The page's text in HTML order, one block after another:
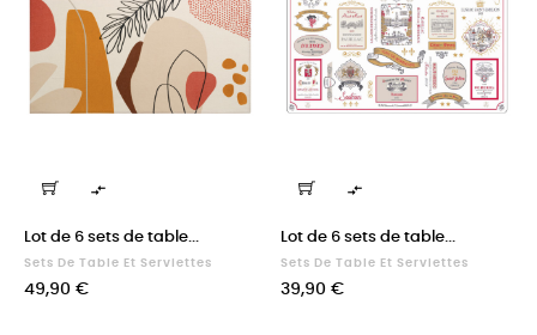

Lot de 6 sets de table...
Sets De Table Et Serviettes
Prix
49,90 €

Lot de 6 sets de table...
Sets De Table Et Serviettes
Prix
39,90 €